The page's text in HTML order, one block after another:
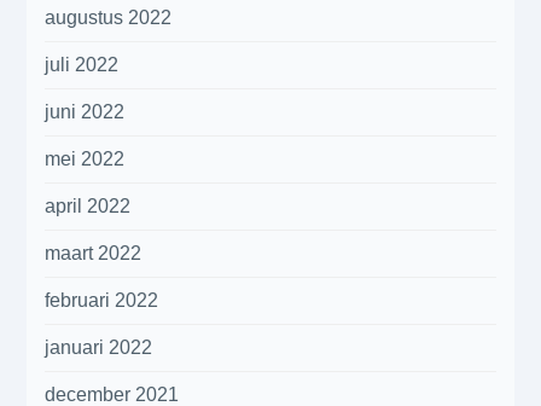
augustus 2022
juli 2022
juni 2022
mei 2022
april 2022
maart 2022
februari 2022
januari 2022
december 2021